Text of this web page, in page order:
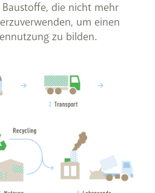
Baustoffe, die nicht mehr
um einen
zu bilden.